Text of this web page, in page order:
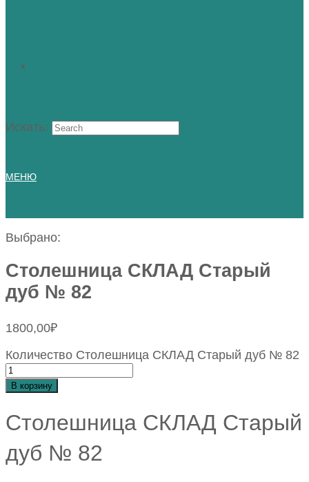
Искать:
МЕНЮ
Выбрано:
Столешница СКЛАД Старый
дуб № 82
1800,00₽
Количество Столешница СКЛАД Старый дуб № 82
В корзину
Столешница СКЛАД Старый
дуб № 82